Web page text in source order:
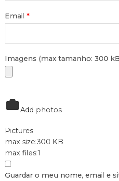
Email *
Imagens (max tamanho: 300
Add photos
Pictures
max size:300 KB
max files:1
Guardar o meu nome, email e